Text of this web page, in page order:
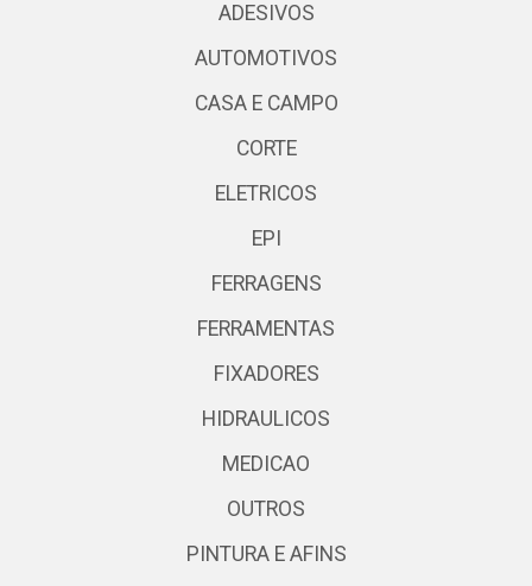
ADESIVOS
AUTOMOTIVOS
CASA E CAMPO
CORTE
ELETRICOS
EPI
FERRAGENS
FERRAMENTAS
FIXADORES
HIDRAULICOS
MEDICAO
OUTROS
PINTURA E AFINS